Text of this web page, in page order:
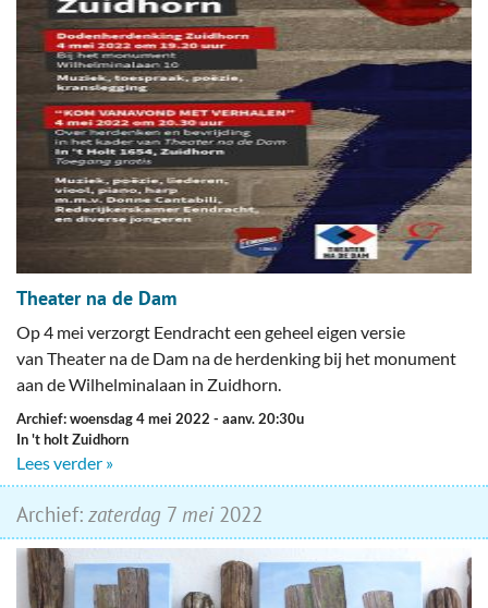
Theater na de Dam
Op 4 mei verzorgt Eendracht een geheel eigen versie
van Theater na de Dam na de herdenking bij het monument
aan de Wilhelminalaan in Zuidhorn.
Archief: woensdag 4 mei 2022 - aanv. 20:30u
In 't holt Zuidhorn
Lees verder »
Archief: zaterdag 7 mei2022